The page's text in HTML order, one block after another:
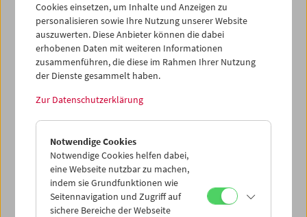
Ticketkorb Kauf
Leer
Ticketkorb Reservierung
> Weitere Karten hinzufügen / Spielplan
Cookies einsetzen, um Inhalte und Anzeigen zu
personalisieren sowie Ihre Nutzung unserer Website
auszuwerten. Diese Anbieter können die dabei
erhobenen Daten mit weiteren Informationen
zusammenführen, die diese im Rahmen Ihrer Nutzung
der Dienste gesammelt haben.
Zur Datenschutzerklärung
Notwendige Cookies
Notwendige Cookies helfen dabei,
eine Webseite nutzbar zu machen,
indem sie Grundfunktionen wie
Seitennavigation und Zugriff auf
sichere Bereiche der Webseite